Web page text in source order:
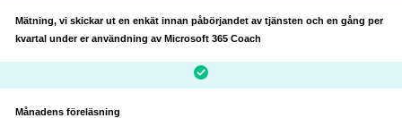
Mätning, vi skickar ut en enkät innan påbörjandet av tjänsten och en gång per
kvartal under er användning av Microsoft 365 Coach
Månadens föreläsning